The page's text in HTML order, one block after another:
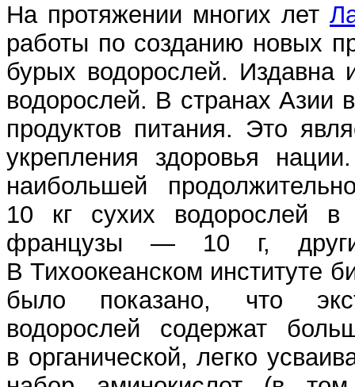
На протяжении многих лет
работы по созданию новых
бурых водорослей. Издавна
водорослей. В странах Азии
продуктов питания. Это
укрепления здоровья
наибольшей
10 кг сухих водорослей
французы — 10 г,
В Тихоокеанском институте
было показано, что
водорослей содержат
в органической, легко